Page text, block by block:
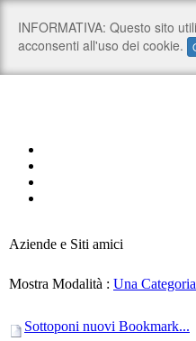
Aziende e Siti amici
Mostra Modalità : Una Categoria
Sottoponi nuovi Bookmark...